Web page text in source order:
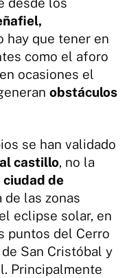
hay que tener en
como el aforo
ocasiones el
obstáculos
se han validado
castillo, no la
ciudad de
de las zonas
eclipse solar, en
puntos del Cerro
San Cristóbal y
Principalmente